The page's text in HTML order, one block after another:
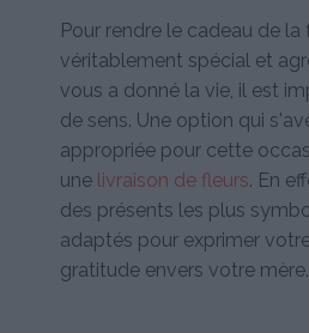
Pour rendre le cadeau de
véritablement spécial et
vous a donné la vie, il est
de sens. Une option qui
appropriée pour cette
une livraison de fleurs. En
des présents les plus
adaptés pour exprimer
gratitude envers votre mère.